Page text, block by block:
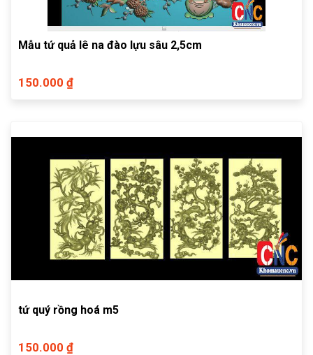
Mẫu tứ quả lê na đào lựu sâu 2,5cm
150.000 ₫
tứ quý rồng hoá m5
150.000 ₫